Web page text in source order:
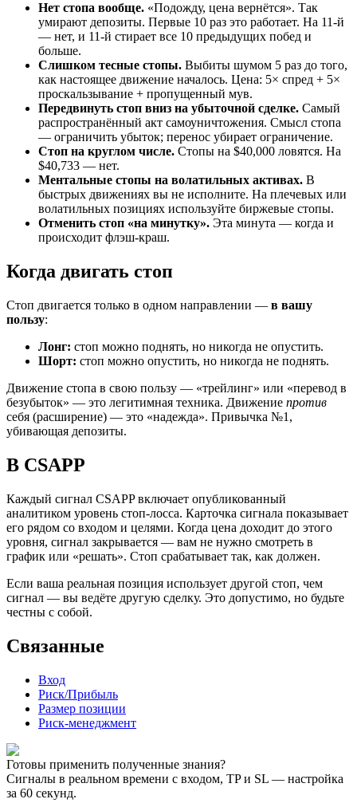
Нет стопа вообще. «Подожду, цена вернётся». Так
умирают депозиты. Первые 10 раз это работает. На 11-й
— нет, и 11-й стирает все 10 предыдущих побед и
больше.
Слишком тесные стопы. Выбиты шумом 5 раз до того,
как настоящее движение началось. Цена: 5× спред + 5×
проскальзывание + пропущенный мув.
Передвинуть стоп вниз на убыточной сделке. Самый
распространённый акт самоуничтожения. Смысл стопа
— ограничить убыток; перенос убирает ограничение.
Стоп на круглом числе. Стопы на $40,000 ловятся. На
$40,733 — нет.
Ментальные стопы на волатильных активах. В
быстрых движениях вы не исполните. На плечевых или
волатильных позициях используйте биржевые стопы.
Отменить стоп «на минутку». Эта минута — когда и
происходит флэш-краш.
Когда двигать стоп
Стоп двигается только в одном направлении — в вашу
пользу:
Лонг: стоп можно поднять, но никогда не опустить.
Шорт: стоп можно опустить, но никогда не поднять.
Движение стопа в свою пользу — «трейлинг» или «перевод в
безубыток» — это легитимная техника. Движение против
себя (расширение) — это «надежда». Привычка №1,
убивающая депозиты.
В CSAPP
Каждый сигнал CSAPP включает опубликованный
аналитиком уровень стоп-лосса. Карточка сигнала показывает
его рядом со входом и целями. Когда цена доходит до этого
уровня, сигнал закрывается — вам не нужно смотреть в
график или «решать». Стоп срабатывает так, как должен.
Если ваша реальная позиция использует другой стоп, чем
сигнал — вы ведёте другую сделку. Это допустимо, но будьте
честны с собой.
Связанные
Вход
Риск/Прибыль
Размер позиции
Риск-менеджмент
Готовы применить полученные знания?
Сигналы в реальном времени с входом, TP и SL — настройка
за 60 секунд.